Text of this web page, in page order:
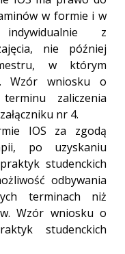
w formie i w
z
nie później
w którym
Wzór wniosku o
zaliczenia
nr 4.
IOS za zgodą
po uzyskaniu
studenckich
odbywania
terminach niż
Wzór wniosku o
studenckich